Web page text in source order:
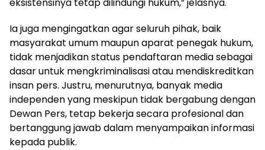
eksistensinya tetap dilindungi hukum,” jelasnya.
Ia juga mengingatkan agar seluruh pihak, baik
masyarakat umum maupun aparat penegak hukum,
tidak menjadikan status pendaftaran media sebagai
dasar untuk mengkriminalisasi atau mendiskreditkan
insan pers. Justru, menurutnya, banyak media
independen yang meskipun tidak bergabung dengan
Dewan Pers, tetap bekerja secara profesional dan
bertanggung jawab dalam menyampaikan informasi
kepada publik.